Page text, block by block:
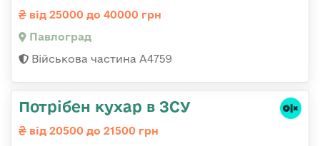
від 25000 до 40000 грн
Павлоград
Військова частина А4759
Потрібен кухар в ЗСУ
від 20500 до 21500 грн